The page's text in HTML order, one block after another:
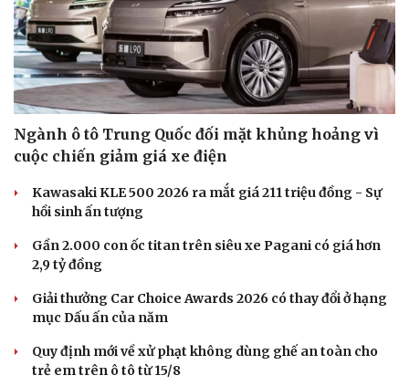
Ngành ô tô Trung Quốc đối mặt khủng hoảng vì
cuộc chiến giảm giá xe điện
Kawasaki KLE 500 2026 ra mắt giá 211 triệu đồng - Sự
hồi sinh ấn tượng
Gần 2.000 con ốc titan trên siêu xe Pagani có giá hơn
2,9 tỷ đồng
Giải thưởng Car Choice Awards 2026 có thay đổi ở hạng
mục Dấu ấn của năm
Quy định mới về xử phạt không dùng ghế an toàn cho
trẻ em trên ô tô từ 15/8